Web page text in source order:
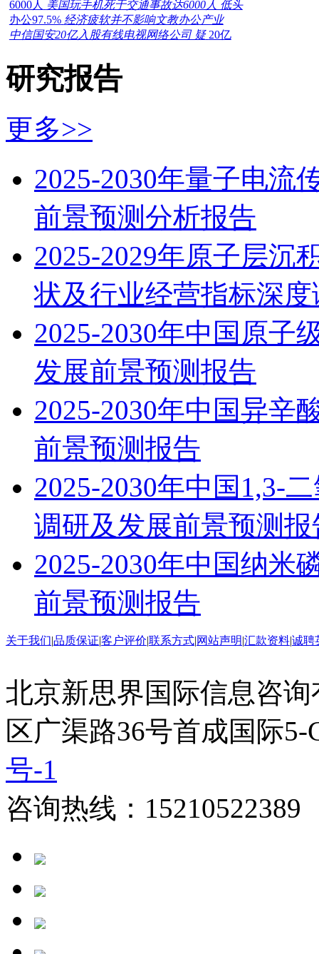
6000人 美国玩手机死于交通事故达6000人 低头
办公97.5% 经济疲软并不影响文教办公产业
中信国安20亿入股有线电视网络公司 疑 20亿
研究报告
更多>>
2025-2030年量子电流
前景预测分析报告
2025-2029年原子层沉
状及行业经营指标深
2025-2030年中国原子
发展前景预测报告
2025-2030年中国异辛
前景预测报告
2025-2030年中国1,3-
调研及发展前景预测报
2025-2030年中国纳米
前景预测报告
关于我们|品质保证|客户评价|联系方式|网站声明|汇款资料|诚聘
北京新思界国际信息咨
区广渠路36号首成国际
号-1
咨询热线：